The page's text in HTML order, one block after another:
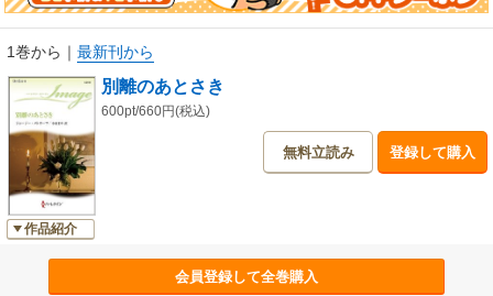
1巻から ｜ 最新刊から
作品紹介
別離のあとさき
600pt/660円(税込)
無料立読み 登録して購入
会員登録して全巻購入